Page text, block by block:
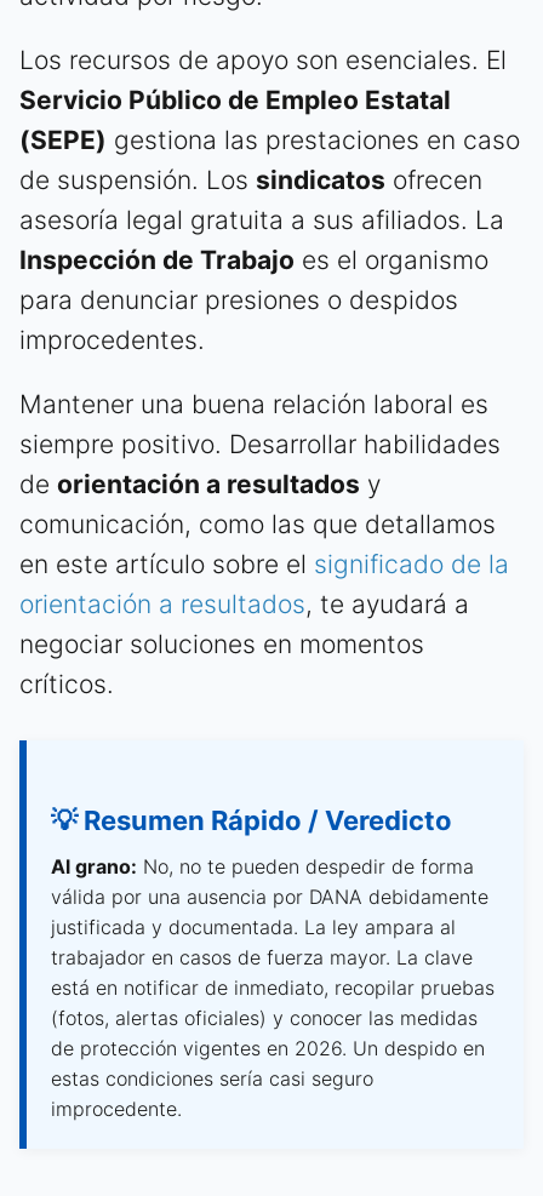
Los recursos de apoyo son esenciales. El
Servicio Público de Empleo Estatal
(SEPE) gestiona las prestaciones en caso
de suspensión. Los sindicatos ofrecen
asesoría legal gratuita a sus afiliados. La
Inspección de Trabajo es el organismo
para denunciar presiones o despidos
improcedentes.
Mantener una buena relación laboral es
siempre positivo. Desarrollar habilidades
de orientación a resultados y
comunicación, como las que detallamos
en este artículo sobre el significado de la
orientación a resultados, te ayudará a
negociar soluciones en momentos
críticos.
💡 Resumen Rápido / Veredicto
Al grano: No, no te pueden despedir de forma
válida por una ausencia por DANA debidamente
justificada y documentada. La ley ampara al
trabajador en casos de fuerza mayor. La clave
está en notificar de inmediato, recopilar pruebas
(fotos, alertas oficiales) y conocer las medidas
de protección vigentes en 2026. Un despido en
estas condiciones sería casi seguro
improcedente.